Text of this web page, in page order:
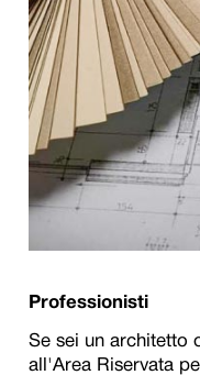
Professionisti
Se sei un architetto
all'Area Riservata